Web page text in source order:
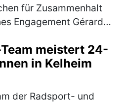
für Zusammenhalt
Gérard
Go…(mehr)
meistert 24-
in Kelheim
der Radsport- und